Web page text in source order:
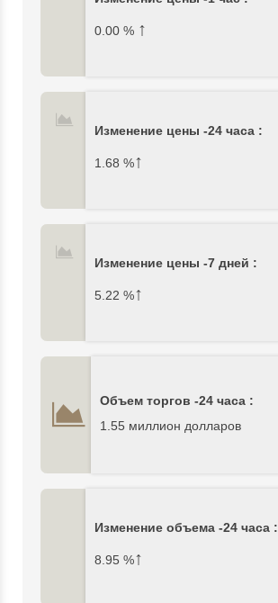
0.00 % ↑
Изменение цены -24 часа :
1.68 %↑
Изменение цены -7 дней :
5.22 %↑
Объем торгов -24 часа :
1.55 миллион долларов
Изменение объема -24 часа :
8.95 %↑